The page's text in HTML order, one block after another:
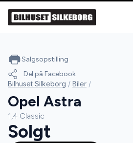
Salgsopstilling
Del på Facebook
Bilhuset Silkeborg / Biler /
Opel Astra
1,4 Classic
Solgt